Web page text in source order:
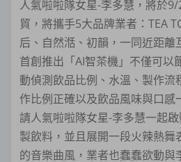
人氣啦啦隊女星-李多慧，將於
貿，將攜手5大品牌業者：TEA
后、自然湉、初韻，一同近距離
首創推出「AI智茶機」不僅可以
動偵測飲品比例、水溫、製作流
作比例正確以及飲品風味與口感
請人氣啦啦隊女星-李多慧一起
製飲料，並且展開一段火辣熱舞
的音樂曲風，業者也蠢蠢欲動與